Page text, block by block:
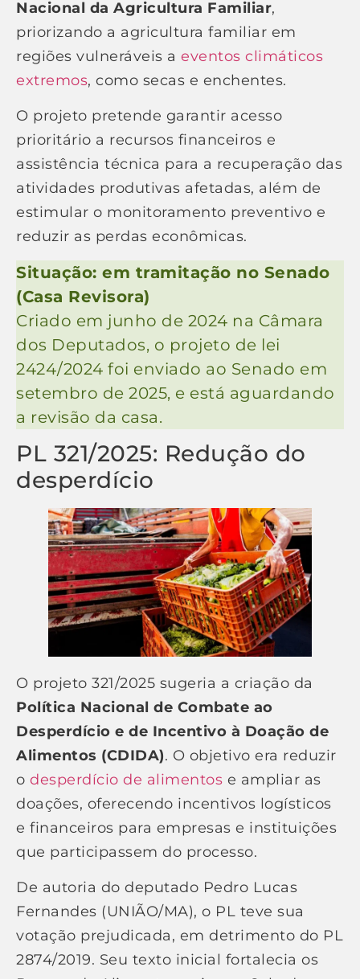
Nacional da Agricultura Familiar,
priorizando a agricultura familiar em
regiões vulneráveis a eventos climáticos
extremos, como secas e enchentes.
O projeto pretende garantir acesso
prioritário a recursos financeiros e
assistência técnica para a recuperação das
atividades produtivas afetadas, além de
estimular o monitoramento preventivo e
reduzir as perdas econômicas.
Situação: em tramitação no Senado
(Casa Revisora)
Criado em junho de 2024 na Câmara
dos Deputados, o projeto de lei
2424/2024 foi enviado ao Senado em
setembro de 2025, e está aguardando
a revisão da casa.
PL 321/2025: Redução do
desperdício
O projeto 321/2025 sugeria a criação da
Política Nacional de Combate ao
Desperdício e de Incentivo à Doação de
Alimentos (CDIDA). O objetivo era reduzir
o desperdício de alimentos e ampliar as
doações, oferecendo incentivos logísticos
e financeiros para empresas e instituições
que participassem do processo.
De autoria do deputado Pedro Lucas
Fernandes (UNIÃO/MA), o PL teve sua
votação prejudicada, em detrimento do PL
2874/2019. Seu texto inicial fortalecia os